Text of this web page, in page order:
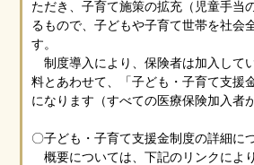
ただき、子育て施策の拡充（児童手当
るもので、子どもや子育て世帯を社会
す。
制度導入により、保険者は加入して
料とあわせて、「子ども・子育て支援
になります（すべての医療保険加入者
〇子ども・子育て支援金制度の詳細に
概要については、下記のリンクによ